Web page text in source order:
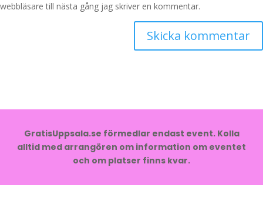
webbläsare till nästa gång jag skriver en kommentar.
GratisUppsala.se förmedlar endast event. Kolla
alltid med arrangören om information om eventet
och om platser finns kvar.